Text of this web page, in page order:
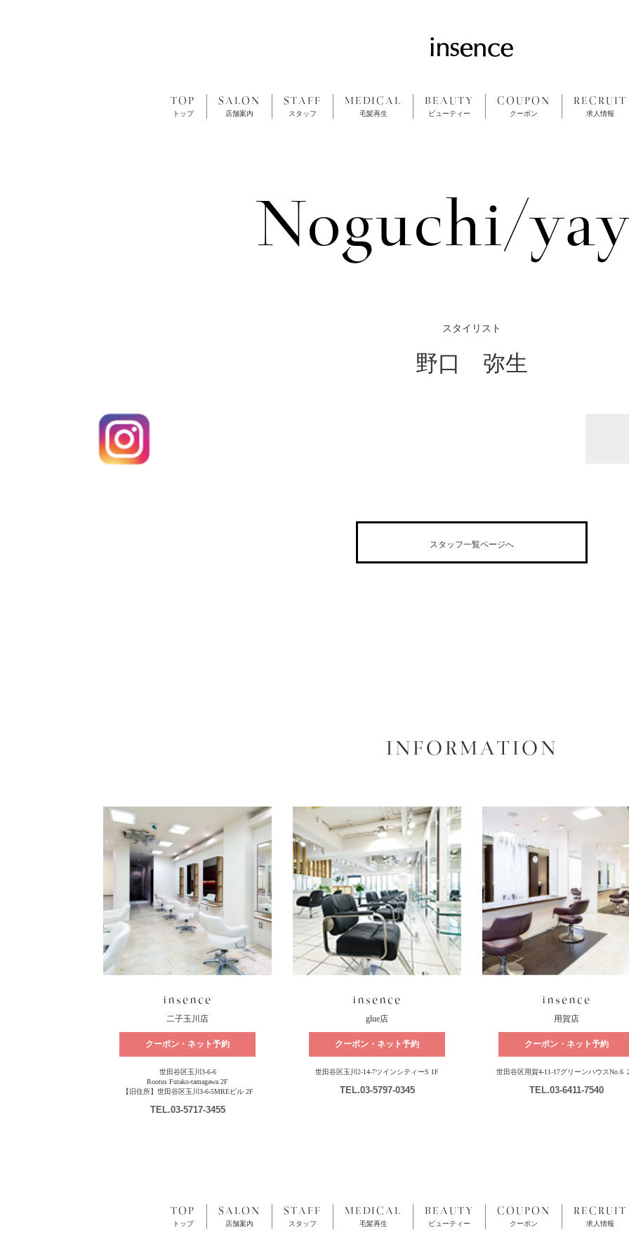
TOP
トップ
SALON
店舗案内
STAFF
スタッフ
MEDICAL
毛髪再生
BEAUTY
ビューティー
COUPON
クーポン
RECRUIT
求人情報
Noguchi/
スタイリスト
野口 弥生
スタッフ一覧ページへ
INFORMATION
insence
二子玉川店
クーポン・ネット予約
世田谷区玉川3-6-6
Rootus Futako-tamagawa 2F
【旧住所】世田谷区玉川3-6-5MREビル 2F
TEL.03-5717-3455
insence
glue店
クーポン・ネット予約
世田谷区玉川2-14-7ツインシティーS 1F
TEL.03-5797-0345
insence
用賀店
クーポン・ネット予約
世田谷区用賀4-11-17グリーンハウスNo.6
TEL.03-6411-7540
TOP
トップ
SALON
店舗案内
STAFF
スタッフ
MEDICAL
毛髪再生
BEAUTY
ビューティー
COUPON
クーポン
RECRUIT
求人情報